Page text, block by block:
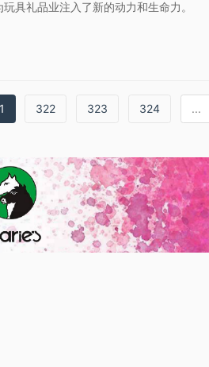
具礼品业注入了新的动力和生命力。
322 323 324 ...